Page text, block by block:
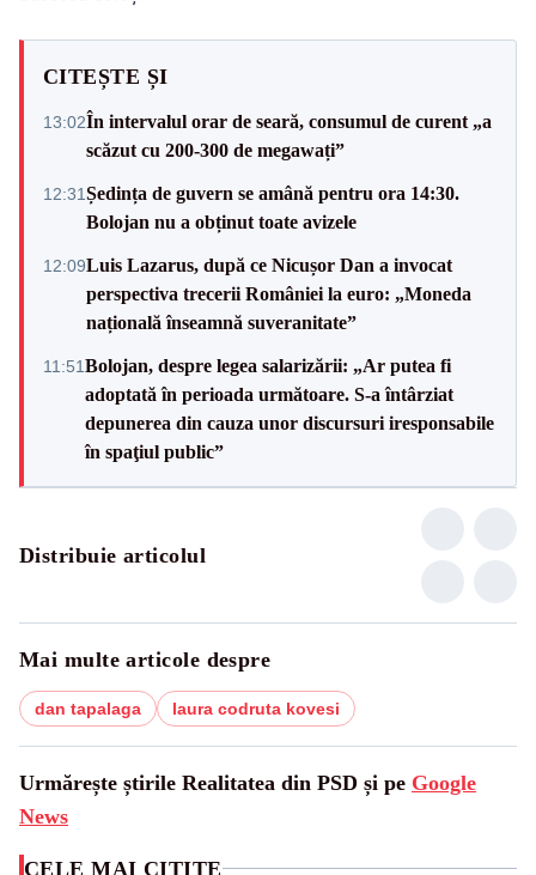
CITEȘTE ȘI
13:02În intervalul orar de seară, consumul de curent „a
scăzut cu 200-300 de megawați”
12:31Ședința de guvern se amână pentru ora 14:30.
Bolojan nu a obținut toate avizele
12:09Luis Lazarus, după ce Nicușor Dan a invocat
perspectiva trecerii României la euro: „Moneda
națională înseamnă suveranitate”
11:51Bolojan, despre legea salarizării: „Ar putea fi
adoptată în perioada următoare. S-a întârziat
depunerea din cauza unor discursuri iresponsabile
în spaţiul public”
Distribuie articolul
Mai multe articole despre
dan tapalaga laura codruta kovesi
Urmărește știrile Realitatea din PSD și pe Google
News
CELE MAI CITITE